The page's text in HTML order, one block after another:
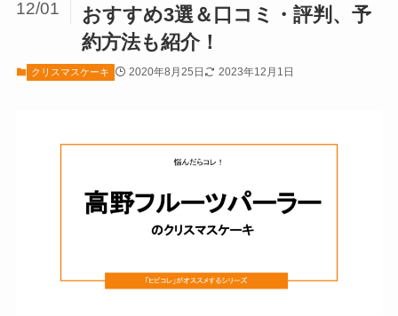
おすすめ3選＆口コミ・評判、予
約方法も紹介！
12/01
クリスマスケーキ 2020年8月25日 2023年12月1日